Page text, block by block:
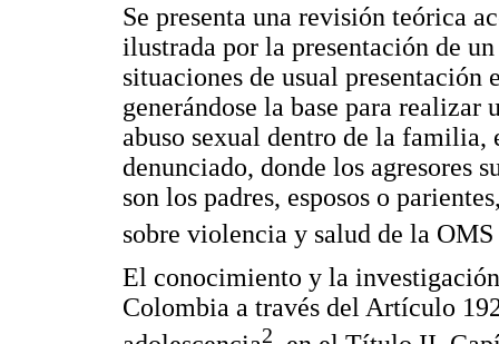
Se presenta una revisión teórica
ilustrada por la presentación de
situaciones de usual
generándose la base para
abuso sexual dentro de la
denunciado, donde los agresores
son los padres, esposos o
sobre violencia y salud de la OMS
El conocimiento y la
Colombia a través del Artículo
2